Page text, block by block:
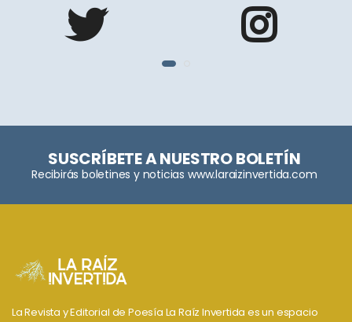
SUSCRÍBETE A NUESTRO BOLETÍN
Recibirás boletines y noticias www.laraizinvertida.com
La Revista y Editorial de Poesía La Raíz Invertida es un espacio